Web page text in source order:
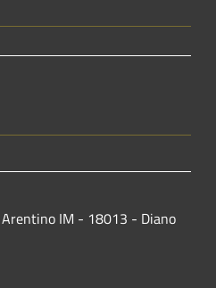
IM - 18013 - Diano